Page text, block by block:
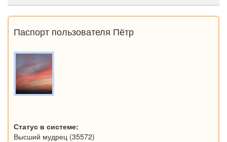
Паспорт пользователя Пётр
Статус в системе:
Высший мудрец (35572)